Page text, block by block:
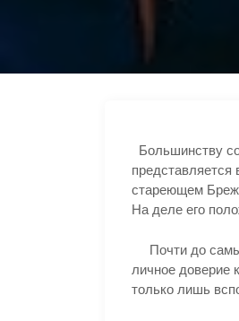
Большинству
стареющем
На деле его
Почти до
личное доверие
только лишь